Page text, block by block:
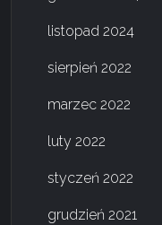
listopad 2024
sierpień 2022
marzec 2022
luty 2022
styczeń 2022
grudzień 2021